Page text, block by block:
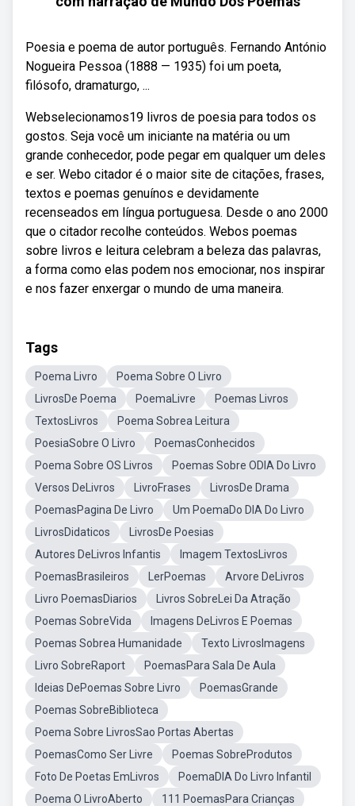
Poesia e poema de autor português. Fernando António
Nogueira Pessoa (1888 — 1935) foi um poeta,
filósofo, dramaturgo, ...
Webselecionamos19 livros de poesia para todos os
gostos. Seja você um iniciante na matéria ou um
grande conhecedor, pode pegar em qualquer um deles
e ser. Webo citador é o maior site de citações, frases,
textos e poemas genuínos e devidamente
recenseados em língua portuguesa. Desde o ano 2000
que o citador recolhe conteúdos. Webos poemas
sobre livros e leitura celebram a beleza das palavras,
a forma como elas podem nos emocionar, nos inspirar
e nos fazer enxergar o mundo de uma maneira.
Tags
Poema Livro
Poema Sobre O Livro
LivrosDe Poema
PoemaLivre
Poemas Livros
TextosLivros
Poema Sobrea Leitura
PoesiaSobre O Livro
PoemasConhecidos
Poema Sobre OS Livros
Poemas Sobre ODIA Do Livro
Versos DeLivros
LivroFrases
LivrosDe Drama
PoemasPagina De Livro
Um PoemaDo DIA Do Livro
LivrosDidaticos
LivrosDe Poesias
Autores DeLivros Infantis
Imagem TextosLivros
PoemasBrasileiros
LerPoemas
Arvore DeLivros
Livro PoemasDiarios
Livros SobreLei Da Atração
Poemas SobreVida
Imagens DeLivros E Poemas
Poemas Sobrea Humanidade
Texto LivrosImagens
Livro SobreRaport
PoemasPara Sala De Aula
Ideias DePoemas Sobre Livro
PoemasGrande
Poemas SobreBiblioteca
Poema Sobre LivrosSao Portas Abertas
PoemasComo Ser Livre
Poemas SobreProdutos
Foto De Poetas EmLivros
PoemaDIA Do Livro Infantil
Poema O LivroAberto
111 PoemasPara Crianças